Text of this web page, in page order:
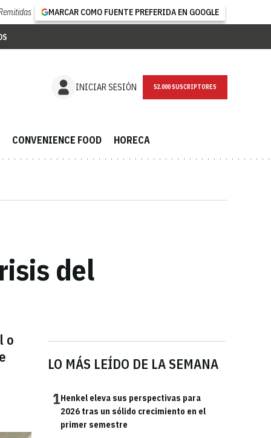
MARCAR COMO FUENTE PREFERIDA EN GOOGLE
INICIAR SESIÓN NEWSLETTER
CONVENIENCE FOOD HORECA
del
o
LO MÁS LEÍDO DE LA SEMANA
1Henkel eleva sus perspectivas para
2026 tras un sólido crecimiento en el
primer semestre